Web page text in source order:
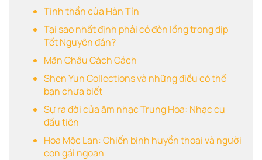
Tinh thần của Hàn Tín
Tại sao nhất định phải có đèn lồng trong dịp
Tết Nguyên đán?
Mãn Châu Cách Cách
Shen Yun Collections và những điều có thể
bạn chưa biết
Sự ra đời của âm nhạc Trung Hoa: Nhạc cụ
đầu tiên
Hoa Mộc Lan: Chiến binh huyền thoại và người
con gái ngoan